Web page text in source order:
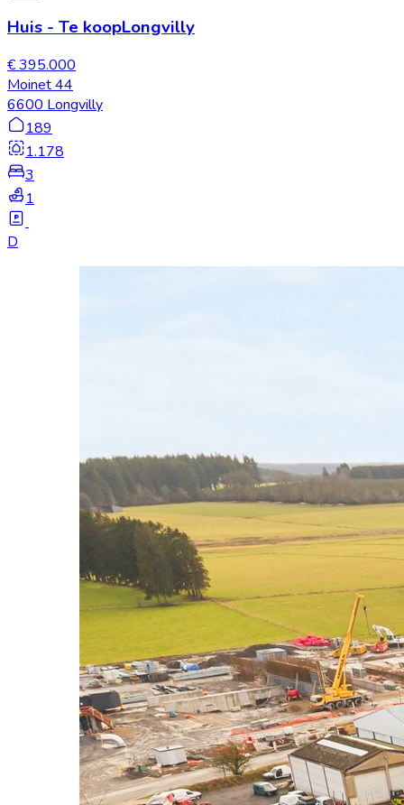
Huis - Te koopLongvilly
€ 395.000
Moinet 44
6600 Longvilly
189
1.178
3
1
D